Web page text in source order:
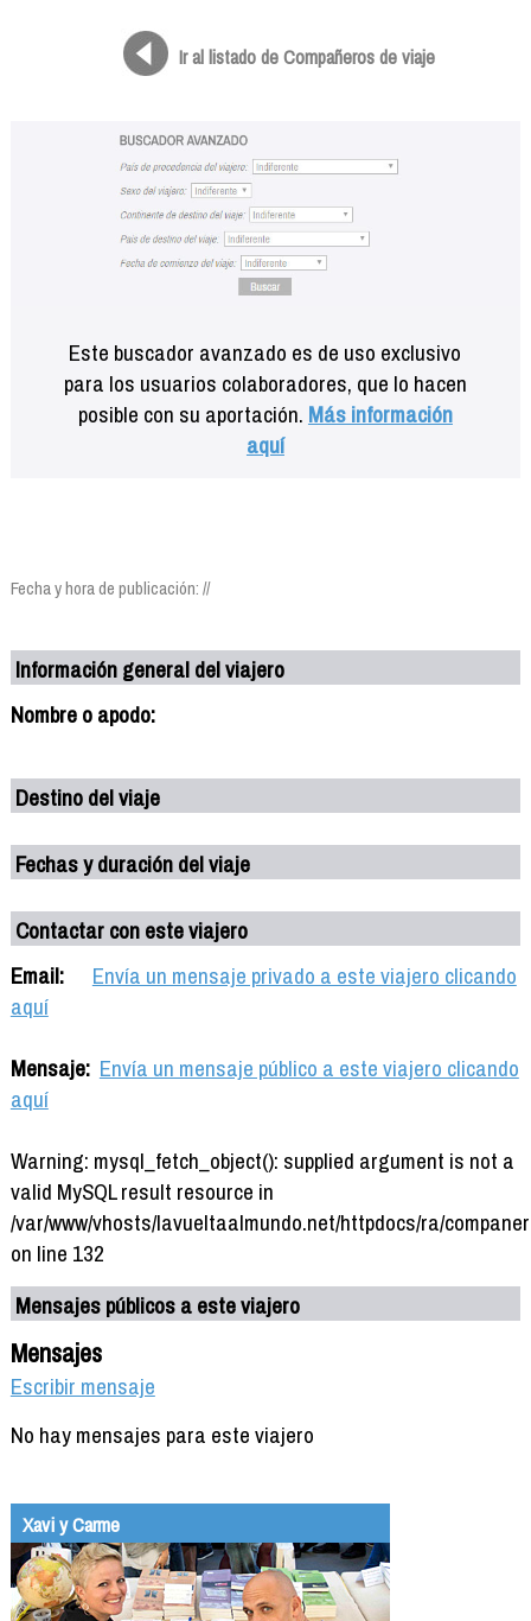
Ir al listado de Compañeros de viaje
Este buscador avanzado es de uso exclusivo
para los usuarios colaboradores, que lo hacen
posible con su aportación. Más información
aquí
Fecha y hora de publicación: //
Información general del viajero
Nombre o apodo:
Destino del viaje
Fechas y duración del viaje
Contactar con este viajero
Email:
Envía un mensaje privado a este viajero clicando
aquí
Mensaje: Envía un mensaje público a este viajero clicando
aquí
Warning: mysql_fetch_object(): supplied argument is not a
valid MySQL result resource in
/var/www/vhosts/lavueltaalmundo.net/httpdocs/ra/
on line 132
Mensajes públicos a este viajero
Mensajes
Escribir mensaje
No hay mensajes para este viajero
Xavi y Carme